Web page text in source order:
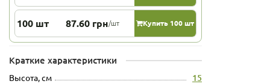
100 шт 87.60 грн/шт Купить 100 шт
Краткие характеристики
Высота, см 15